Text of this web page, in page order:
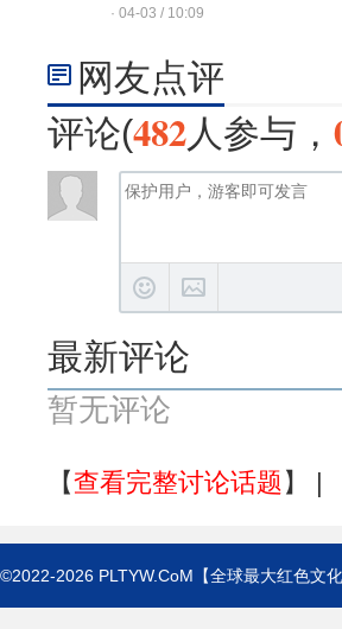
家：一些说法“精神错乱”
· 04-03 / 10:09
网友点评
评论(482人参与，
最新评论
暂无评论
【查看完整讨论话题】 |
©2022-2026 PLTYW.CoM 【全球最大红色文